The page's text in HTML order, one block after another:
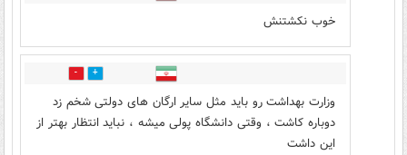
خوب نکشتنش
0
وزارت بهداشت رو باید مثل سایر ارگان های دولتی شخم زد
دوباره کاشت ، وقتی دانشگاه پولی میشه ، نباید انتظار بهتر از
این داشت